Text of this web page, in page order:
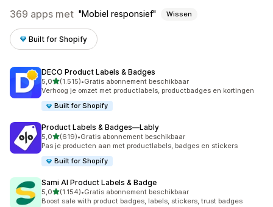
369 apps met Mobiel responsief Wissen
Built for Shopify
DECO Product Labels & Badges
5,0van 5 sterren
(1.515)
1515 recensies in totaal
•Gratis abonnement beschikbaar
Verhoog je omzet met productlabels, productbadges en kortingen
Built for Shopify
Product Labels & Badges—Lably
5,0van 5 sterren
(619)
619 recensies in totaal
•Gratis abonnement beschikbaar
Pas je producten aan met productlabels, badges en stickers
Built for Shopify
Sami AI Product Labels & Badge
5,0van 5 sterren
(1.154)
1154 recensies in totaal
•Gratis abonnement beschikbaar
Boost sale with product badges, labels, stickers, trust badges